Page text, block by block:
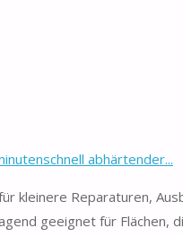
abhärtender...
kleinere Reparaturen,
geeignet für Flächen,